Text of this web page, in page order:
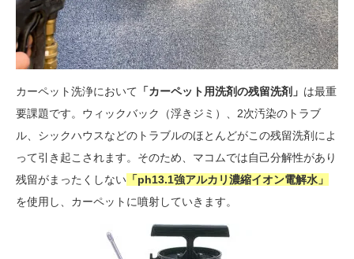
カーペット洗浄において 「カーペット用洗剤の残留洗剤」 は最重
要課題です。ウィックバック（浮きジミ）、2次汚染のトラブ
ル、シックハウスなどのトラブルのほとんどがこの残留洗剤によ
って引き起こされます。そのため、マコムでは自己分解性があり
残留がまったくしない 「ph13.1強アルカリ濃縮イオン電解水」
を使用し、カーペットに噴射していきます。